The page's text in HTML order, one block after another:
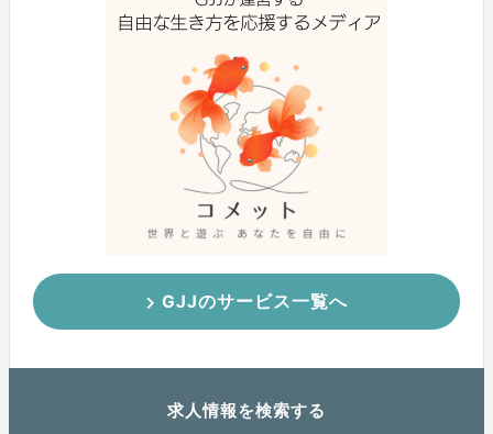
GJJのサービス一覧へ
求人情報を検索する